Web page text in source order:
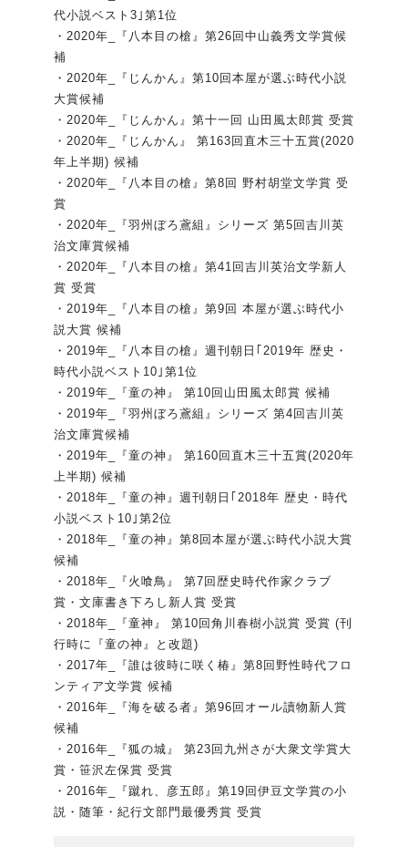
代小説ベスト3｣第1位
・2020年_『八本目の槍』第26回中山義秀文学賞候
補
・2020年_『じんかん』第10回本屋が選ぶ時代小説
大賞候補
・2020年_『じんかん』第十一回 山田風太郎賞 受賞
・2020年_『じんかん』 第163回直木三十五賞(2020
年上半期) 候補
・2020年_『八本目の槍』第8回 野村胡堂文学賞 受
賞
・2020年_『羽州ぼろ鳶組』シリーズ 第5回吉川英
治文庫賞候補
・2020年_『八本目の槍』第41回吉川英治文学新人
賞 受賞
・2019年_『八本目の槍』第9回 本屋が選ぶ時代小
説大賞 候補
・2019年_『八本目の槍』週刊朝日｢2019年 歴史・
時代小説ベスト10｣第1位
・2019年_『童の神』 第10回山田風太郎賞 候補
・2019年_『羽州ぼろ鳶組』シリーズ 第4回吉川英
治文庫賞候補
・2019年_『童の神』 第160回直木三十五賞(2020年
上半期) 候補
・2018年_『童の神』週刊朝日｢2018年 歴史・時代
小説ベスト10｣第2位
・2018年_『童の神』第8回本屋が選ぶ時代小説大賞
候補
・2018年_『火喰鳥』 第7回歴史時代作家クラブ
賞・文庫書き下ろし新人賞 受賞
・2018年_『童神』 第10回角川春樹小説賞 受賞 (刊
行時に『童の神』と改題)
・2017年_『誰は彼時に咲く椿』第8回野性時代フロ
ンティア文学賞 候補
・2016年_『海を破る者』第96回オール讀物新人賞
候補
・2016年_『狐の城』 第23回九州さが大衆文学賞大
賞・笹沢左保賞 受賞
・2016年_『蹴れ、彦五郎』第19回伊豆文学賞の小
説・随筆・紀行文部門最優秀賞 受賞